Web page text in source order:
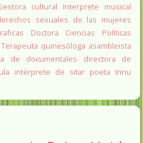
cultural
Interprete musical
sexuales de las mujeres
Doctora Ciencias Políticas
Terapeuta quinesóloga asambleista
de documentales
directora de
intérprete de sitar poeta Innu